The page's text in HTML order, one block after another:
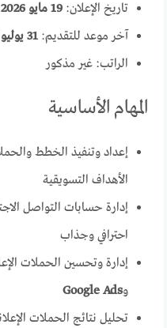
تاريخ الإعلان:19 مايو 2026
آخر موعد للتقديم:31 يوليو 2026
الراتب: غير مذكور
المهام الأساسية
إعداد وتنفيذ الخطط
الأهداف التسويقية
إدارة حسابات التواصل
احترافي وجذاب
إدارة وتحسين الحملات
وGoogle Ads
تحليل نتائج الحملات